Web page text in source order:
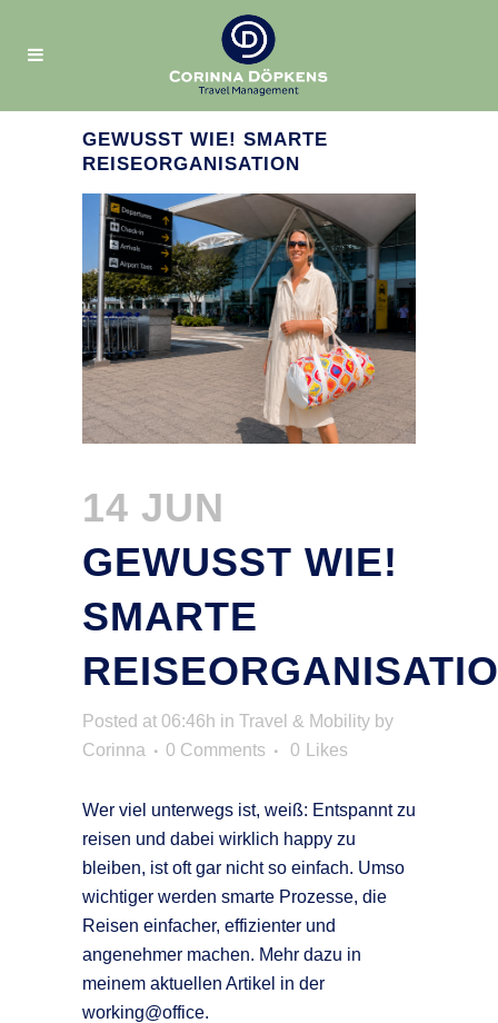
GEWUSST WIE! SMARTE
REISEORGANISATION
14 JUN
GEWUSST WIE!
SMARTE
Posted at 06:46h in Travel & Mobility by
Corinna
0 Comments 0 Likes
Wer viel unterwegs ist, weiß: Entspannt zu
reisen und dabei wirklich happy zu
bleiben, ist oft gar nicht so einfach. Umso
wichtiger werden smarte Prozesse, die
Reisen einfacher, effizienter und
angenehmer machen. Mehr dazu in
meinem aktuellen Artikel in der
working@office.